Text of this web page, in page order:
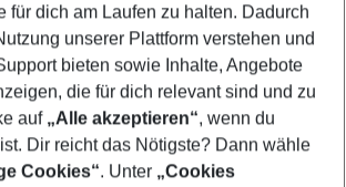
Mehr Filter anzeigen
für dich am Laufen zu halten. Dadurch
unserer Plattform verstehen und
bieten sowie Inhalte, Angebote
die für dich relevant sind und zu
auf „Alle akzeptieren“, wenn du
Dir reicht das Nötigste? Dann wähle
Cookies“. Unter „Cookies